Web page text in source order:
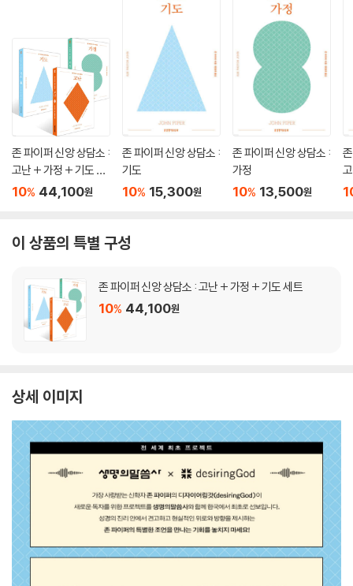
존 파이퍼 신앙 상담소 :
고난 + 가정 + 기도 세
트
10% 44,100원
존 파이퍼 신앙 상담소 :
기도
10% 15,300원
존 파이퍼 신앙 상담소 :
가정
10% 13,500원
이 상품의 특별 구성
존 파이퍼 신앙 상담소 : 고난 + 가정 + 기도 세트
10% 44,100원
상세 이미지